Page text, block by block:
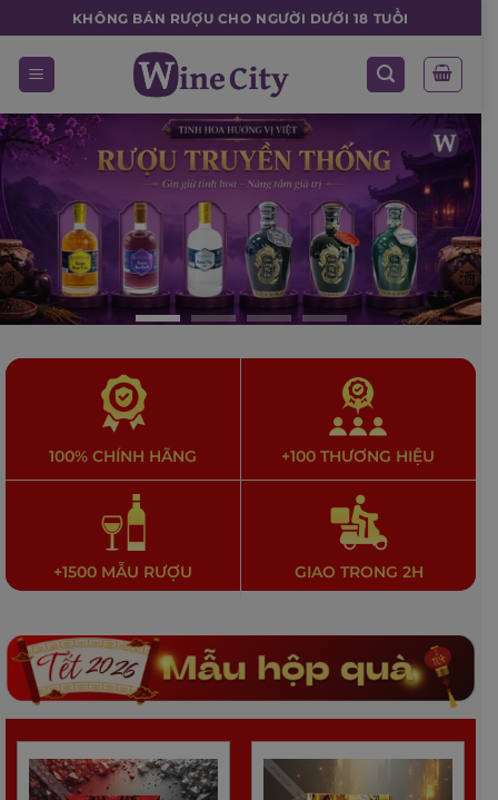
to
content
KHÔNG BÁN RƯỢU CHO NGƯỜI DƯỚI 18 TUỔI
100% CHÍNH HÃNG +100 THƯƠNG HIỆU
+1500 MẪU RƯỢU GIAO TRONG 2H